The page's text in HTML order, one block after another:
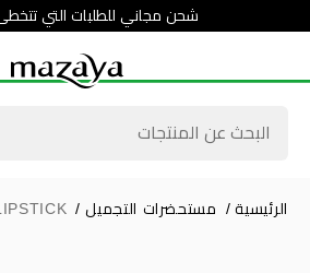
شحن مجاني للطلبات التي تتخطى ٣٥٠٠
الرئيسية / مستحضرات التجميل /